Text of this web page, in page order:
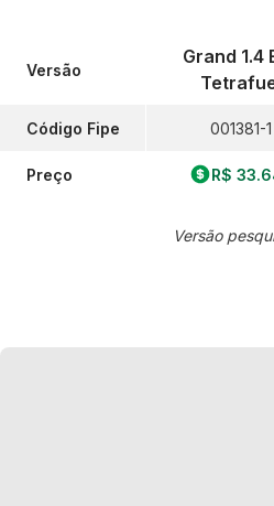
Versão
Código Fipe
Preço
Grand 1.4
001381-1
R$
Versão